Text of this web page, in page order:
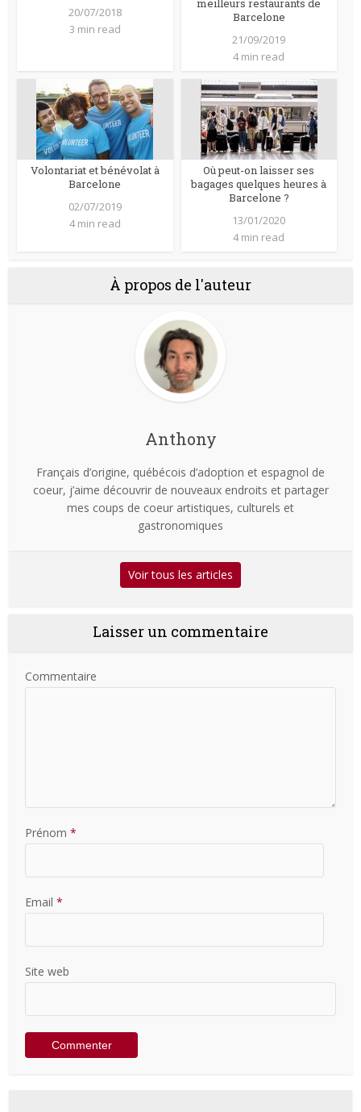
20/07/2018
3 min read
meilleurs restaurants de
Barcelone
21/09/2019
4 min read
Volontariat et bénévolat à
Barcelone
02/07/2019
4 min read
Où peut-on laisser ses
bagages quelques heures à
Barcelone ?
13/01/2020
4 min read
À propos de l'auteur
Anthony
Français d’origine, québécois d’adoption et espagnol de
coeur, j’aime découvrir de nouveaux endroits et partager
mes coups de coeur artistiques, culturels et
gastronomiques
Voir tous les articles
Laisser un commentaire
Commentaire
Prénom *
Email *
Site web